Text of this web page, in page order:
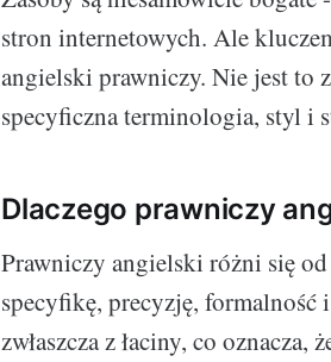
stron internetowych. Ale
angielski prawniczy. Nie jest to
specyficzna terminologia, styl i
Dlaczego prawniczy
Prawniczy angielski różni się
specyfikę, precyzję, formalność
zwłaszcza z łaciny, co